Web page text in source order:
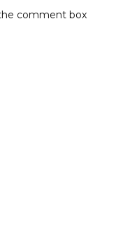
comment box